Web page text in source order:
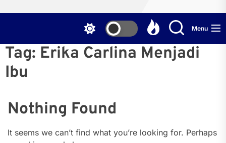
Menu
Tag: Erika Carlina Menjadi
Ibu
Nothing Found
It seems we can’t find what you’re looking for. Perhaps